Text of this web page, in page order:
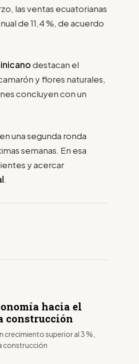
las ventas ecuatorianas
de 11,4 %, de acuerdo
destacan el
y flores naturales,
concluyen con un
una segunda ronda
semanas. En esa
y acercar
.
hacia el
construcción
crecimiento superior al 3 %,
construcción